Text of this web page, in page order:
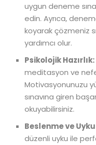
uygun deneme
edin. Ayrıca,
koyarak çözmeniz
yardımcı olur.
Psikolojik Hazırlık:
meditasyon ve
Motivasyonunuzu
sınavına giren
okuyabilirsiniz.
Beslenme ve
düzenli uyku ile